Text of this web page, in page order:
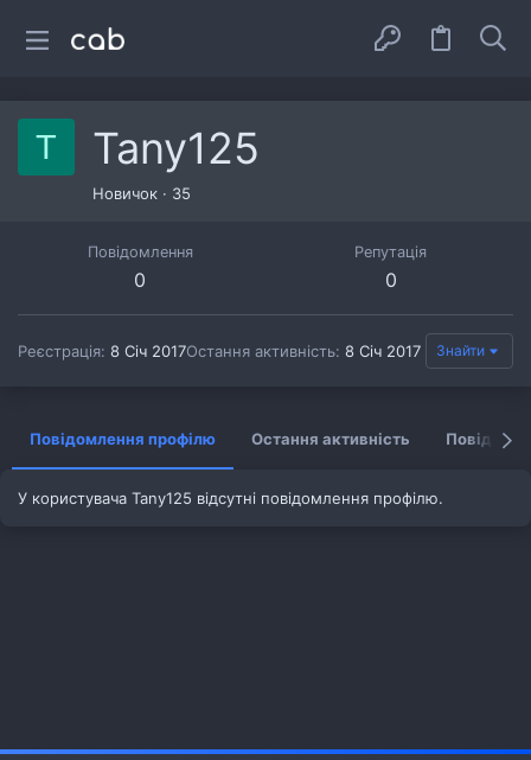
T Tany125
Новичок · 35
Повідомлення
0
Репутація
0
Реєстрація 8 Січ 2017Остання активність 8 Січ 2017 Знайти
Повідомлення профілю Остання активність
У користувача Tany125 відсутні повідомлення профілю.